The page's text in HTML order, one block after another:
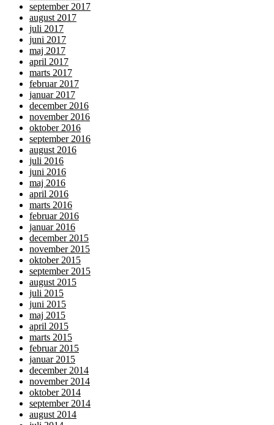
september 2017
august 2017
juli 2017
juni 2017
maj 2017
april 2017
marts 2017
februar 2017
januar 2017
december 2016
november 2016
oktober 2016
september 2016
august 2016
juli 2016
juni 2016
maj 2016
april 2016
marts 2016
februar 2016
januar 2016
december 2015
november 2015
oktober 2015
september 2015
august 2015
juli 2015
juni 2015
maj 2015
april 2015
marts 2015
februar 2015
januar 2015
december 2014
november 2014
oktober 2014
september 2014
august 2014